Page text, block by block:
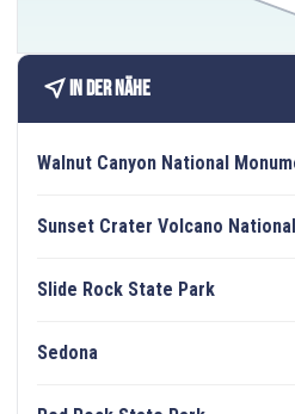
near_me In der Nähe
Walnut Canyon National
Sunset Crater Volcano
Slide Rock State Park
Sedona